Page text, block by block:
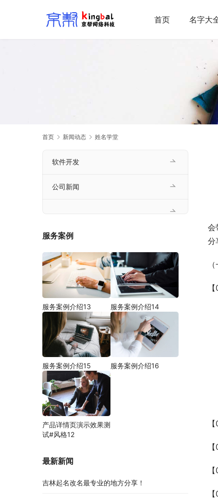
首页 名字大
首页 新闻动态 姓名学堂
会
分
软件开发
公司新闻
服务案例
服务案例介绍13 服务案例介绍14
服务案例介绍15 服务案例介绍16
产品详情页演示效果测
试#风格12
最新新闻
吉林起名改名最专业的地方分享！